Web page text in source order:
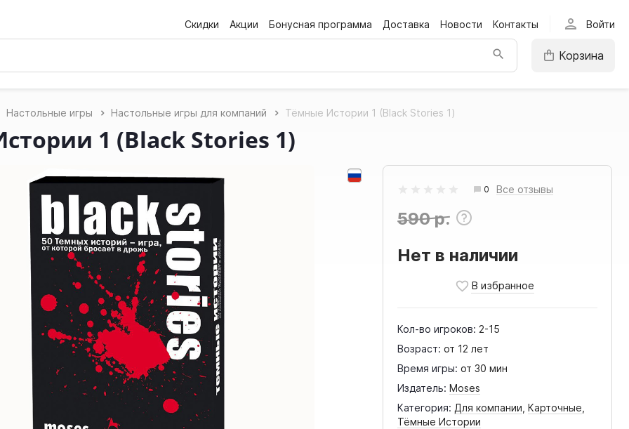
Скидки Акции Бонусная программа Доставка Новости Контакты person Войти
Корзина
Настольные игры Настольные игры для компаний Тёмные Истории 1 (Black Stories 1)
1 (Black Stories 1)
0 Все отзывы
590 р.
Нет в наличии
Кол-во игроков: 2-15
Возраст: от 12 лет
Время игры: от 30 мин
Издатель: Moses
Категория: Для компании ,Карточные
Тёмные Истории